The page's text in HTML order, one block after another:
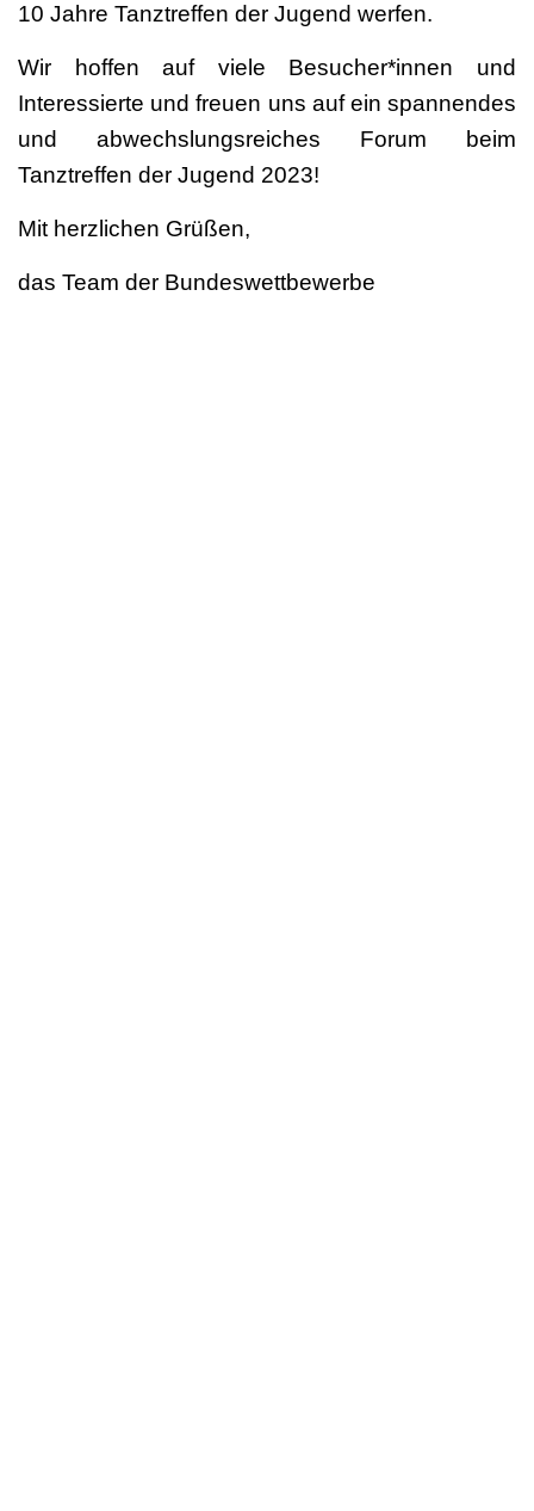
10 Jahre Tanztreffen der Jugend werfen.
Wir hoffen auf viele Besucher*innen und
Interessierte und freuen uns auf ein spannendes
und abwechslungsreiches Forum beim
Tanztreffen der Jugend 2023!
Mit herzlichen Grüßen,
das Team der Bundeswettbewerbe